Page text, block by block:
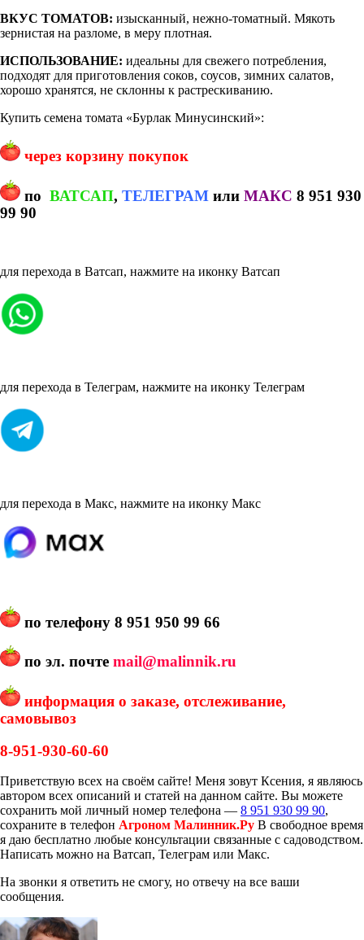
ВКУС ТОМАТОВ: изысканный, нежно-томатный. Мякоть
зернистая на разломе, в меру плотная.
ИСПОЛЬЗОВАНИЕ: идеальны для свежего потребления,
подходят для приготовления соков, соусов, зимних салатов,
хорошо хранятся, не склонны к растрескиванию.
Купить семена томата «Бурлак Минусинский»:
через корзину покупок
по ВАТСАП, ТЕЛЕГРАМ или МАКС 8 951 930
99 90
для перехода в Ватсап, нажмите на иконку Ватсап
для перехода в Телеграм, нажмите на иконку Телеграм
для перехода в Макс, нажмите на иконку Макс
по телефону 8 951 950 99 66
по эл. почте mail@malinnik.ru
информация о заказе, отслеживание,
самовывоз
8-951-930-60-60
Приветствую всех на своём сайте! Меня зовут Ксения, я являюсь
автором всех описаний и статей на данном сайте. Вы можете
сохранить мой личный номер телефона — 8 951 930 99 90,
сохраните в телефон Агроном Малинник.Ру В свободное время
я даю бесплатно любые консультации связанные с садоводством.
Написать можно на Ватсап, Телеграм или Макс.
На звонки я ответить не смогу, но отвечу на все ваши
сообщения.